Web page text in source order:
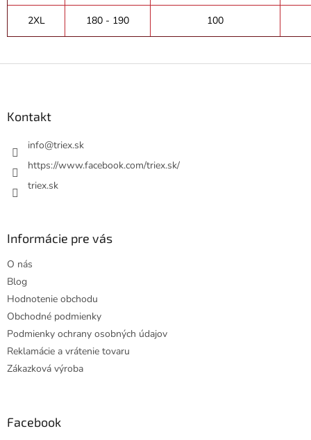
2XL 180 - 190 100
Kontakt
info@triex.sk
https://www.facebook.com/triex.sk/
triex.sk
Informácie pre vás
O nás
Blog
Hodnotenie obchodu
Obchodné podmienky
Podmienky ochrany osobných údajov
Reklamácie a vrátenie tovaru
Zákazková výroba
Facebook